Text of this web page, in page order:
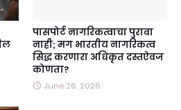
पासपोर्ट नागरिकत्वाचा पुरावा
नाही; मग भारतीय नागरिकत्व
सिद्ध करणारा अधिकृत दस्तऐवज
कोणता?
June 26, 2026